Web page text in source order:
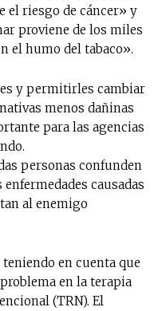
el riesgo de cáncer» y
proviene de los miles
el humo del tabaco».
y permitirles cambiar
menos dañinas
para las agencias
personas confunden
causadas
al enemigo
en cuenta que
en la terapia
(TRN). El